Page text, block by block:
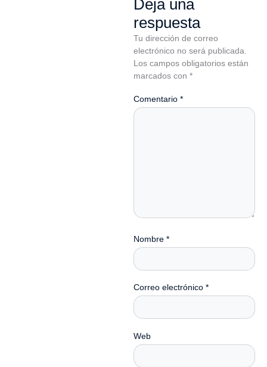
Deja una
respuesta
Tu dirección de correo
electrónico no será publicada.
Los campos obligatorios están
marcados con *
Comentario *
Nombre *
Correo electrónico *
Web